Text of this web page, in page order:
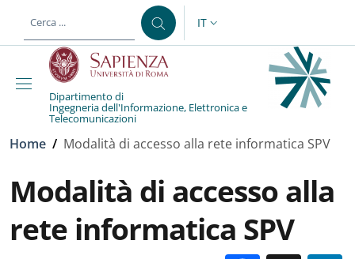
al contenuto principale
SELETTORE LINGUA:
IT
Dipartimento di
Ingegneria dell'Informazione, Elettronica e
Telecomunicazioni
Briciole di pane
Home / Modalità di accesso alla rete informatica SPV
Modalità di accesso alla
rete informatica SPV